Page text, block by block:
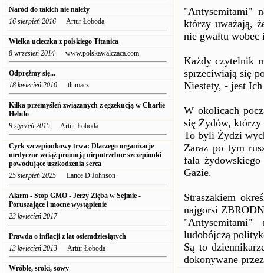
Naród do takich nie należy
16 sierpień 2016 Artur Łoboda
Wielka ucieczka z polskiego Titanica
8 wrzesień 2014 www.polskawalczaca.com
Odprężmy się...
18 kwiecień 2010 tłumacz
Kilka przemyśleń związanych z egzekucją w Charlie
Hebdo
9 styczeń 2015 Artur Łoboda
Cyrk szczepionkowy trwa: Dlaczego organizacje
medyczne wciąż promują niepotrzebne szczepionki
powodujące uszkodzenia serca
25 sierpień 2025 Lance D Johnson
Alarm - Stop GMO - Jerzy Zięba w Sejmie -
Poruszające i mocne wystąpienie
23 kwiecień 2017
Prawda o inflacji z lat osiemdziesiątych
13 kwiecień 2013 Artur Łoboda
Wróble, sroki, sowy
"Antysemitami"
którzy uważają,
nie gwałtu wobec
Każdy czytelnik
sprzeciwiają się
Niestety, - jest
W okolicach
się Żydów,
To byli Żydzi
Zaraz po tym
fala
Gazie.
Straszakiem
najgorsi
"Antysemitami"
ludobójczą
Są to
dokonywane